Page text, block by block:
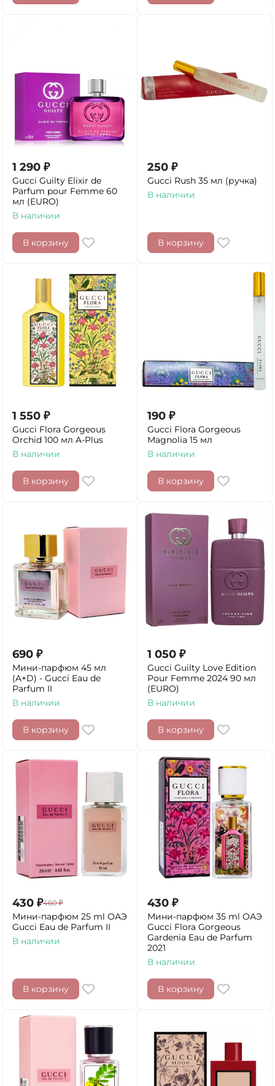
1 290 ₽
Gucci Guilty Elixir de
Parfum pour Femme 60
мл (EURO)
В наличии
В корзину
250 ₽
Gucci Rush 35 мл (ручка)
В наличии
В корзину
1 550 ₽
Gucci Flora Gorgeous
Orchid 100 мл A-Plus
В наличии
В корзину
190 ₽
Gucci Flora Gorgeous
Magnolia 15 мл
В наличии
В корзину
690 ₽
Мини-парфюм 45 мл
(A+D) - Gucci Eau de
Parfum II
В наличии
В корзину
1 050 ₽
Gucci Guilty Love Edition
Pour Femme 2024 90 мл
(EURO)
В наличии
В корзину
430 ₽460 ₽
Мини-парфюм 25 ml ОАЭ
Gucci Eau de Parfum II
В наличии
В корзину
430 ₽
Мини-парфюм 35 ml ОАЭ
Gucci Flora Gorgeous
Gardenia Eau de Parfum
2021
В наличии
В корзину